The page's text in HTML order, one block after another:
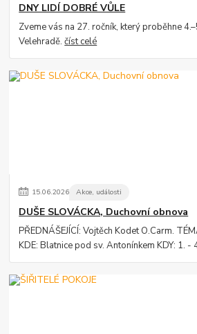
DNY LIDÍ DOBRÉ VŮLE
Zveme vás na 27. ročník, který proběhne
Velehradě.číst celé
15.06.2026 Akce, události
DUŠE SLOVÁCKA, Duchovní obnova
PŘEDNÁŠEJÍCÍ: Vojtěch Kodet O.Carm.
KDE: Blatnice pod sv. Antonínkem KDY: 1. -